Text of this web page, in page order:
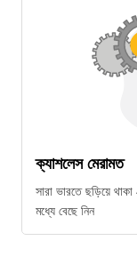
ক্যাশলেস মেরামত
সারা ভারতে ছড়িয়ে
মধ্যে বেছে নিন